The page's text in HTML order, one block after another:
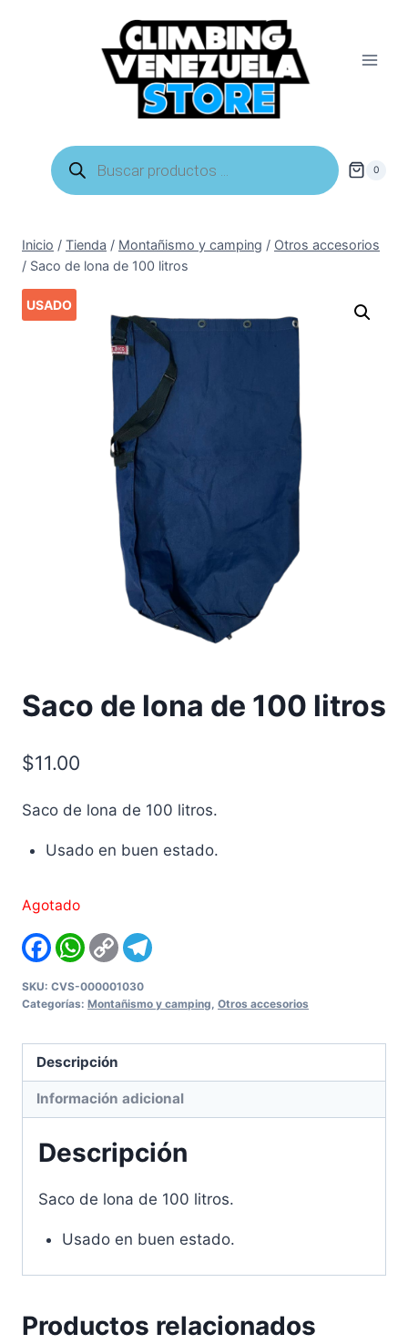
Búsqueda
de
productos
0
Inicio / Tienda / Montañismo y camping / Otros accesorios
/ Saco de lona de 100 litros
USADO
Saco de lona de 100 litros
$11.00
Saco de lona de 100 litros.
Usado en buen estado.
Agotado
FacebookWhatsApp
Copy
Link
SKU: CVS-000001030
Categorías: Montañismo y camping, Otros accesorios
Descripción
Información adicional
Descripción
Saco de lona de 100 litros.
Usado en buen estado.
Productos relacionados